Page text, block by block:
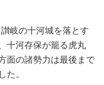
岐の十河城を落とす
十河存保が籠る虎丸
面の諸勢力は最後まで
た。